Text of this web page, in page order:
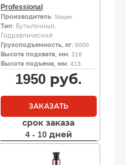
Professional
Производитель: Stayer
Тип: Бутылочный,
Гидравлический
Грузоподъемность, кг: 6000
Высота подхвата, мм: 216
Высота подъема, мм: 413
1950руб.
ЗАКАЗАТЬ
срок заказа
4 - 10 дней